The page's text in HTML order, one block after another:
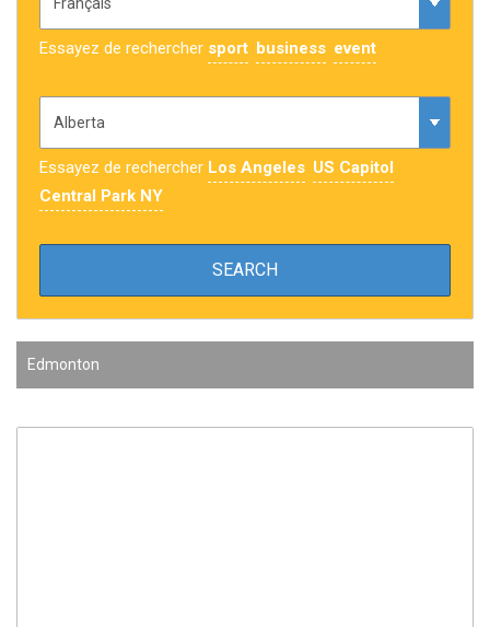
Essayez de rechercher sport business event
Essayez de rechercher Los Angeles US Capitol
Central Park NY
Edmonton